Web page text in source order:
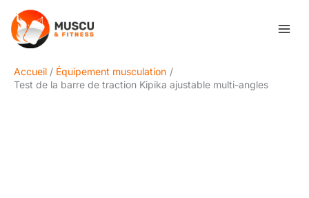
contenu
Accueil
Équipement musculation
Test de la barre de traction Kipika ajustable multi-angles
Rechercher